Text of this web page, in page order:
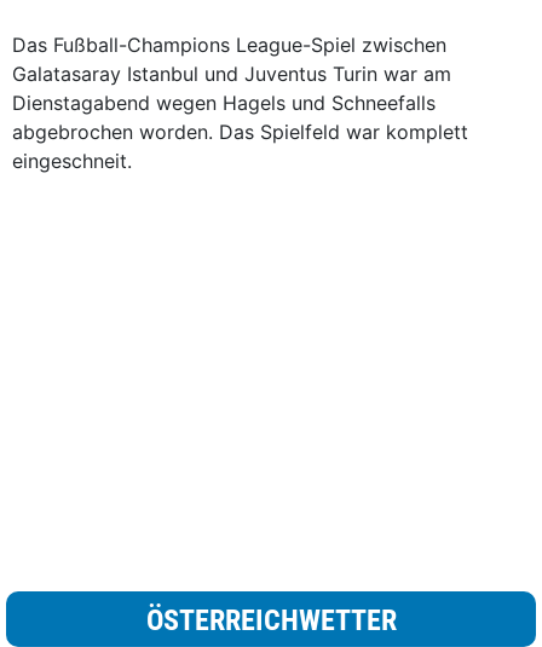
Das Fußball-Champions League-Spiel zwischen
Galatasaray Istanbul und Juventus Turin war am
Dienstagabend wegen Hagels und Schneefalls
abgebrochen worden. Das Spielfeld war komplett
eingeschneit.
ÖSTERREICHWETTER